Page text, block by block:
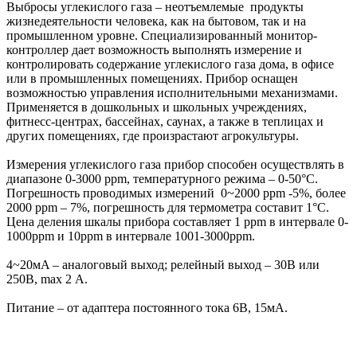
Выбросы углекислого газа – неотъемлемые продукты
жизнедеятельности человека, как на бытовом, так и на
промышленном уровне. Специализированный монитор-
контроллер дает возможность выполнять измерение и
контролировать содержание углекислого газа дома, в офисе
или в промышленных помещениях. Прибор оснащен
возможностью управления исполнительными механизмами.
Применяется в дошкольных и школьных учреждениях,
фитнесс-центрах, бассейнах, саунах, а также в теплицах и
других помещениях, где произрастают агрокультуры.
Измерения углекислого газа прибор способен осуществлять в
диапазоне 0-3000 ppm, температурного режима – 0-50°C.
Погрешность проводимых измерений 0~2000 ppm -5%, более
2000 ppm – 7%, погрешность для термометра составит 1°C.
Цена деления шкалы прибора составляет 1 ppm в интервале 0-
1000ppm и 10ppm в интервале 1001-3000ppm.
4~20мA – аналоговый выход; релейный выход – 30В или
250В, max 2 А.
Питание – от адаптера постоянного тока 6В, 15мA.